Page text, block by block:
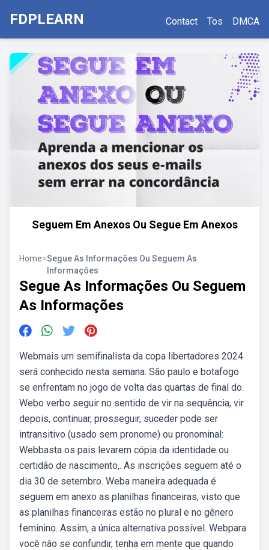
FDPLEARN Contact Tos DMCA
Seguem Em Anexos Ou Segue Em Anexos
Home>Segue As Informações Ou Seguem As
Informações
Segue As Informações Ou Seguem
As Informações
Webmais um semifinalista da copa libertadores 2024
será conhecido nesta semana. São paulo e botafogo
se enfrentam no jogo de volta das quartas de final do.
Webo verbo seguir no sentido de vir na sequência, vir
depois, continuar, prosseguir, suceder pode ser
intransitivo (usado sem pronome) ou pronominal:
Webbasta os pais levarem cópia da identidade ou
certidão de nascimento,. As inscrições seguem até o
dia 30 de setembro. Weba maneira adequada é
seguem em anexo as planilhas financeiras, visto que
as planilhas financeiras estão no plural e no gênero
feminino. Assim, a única alternativa possível. Webpara
você não se confundir, tenha em mente que quando